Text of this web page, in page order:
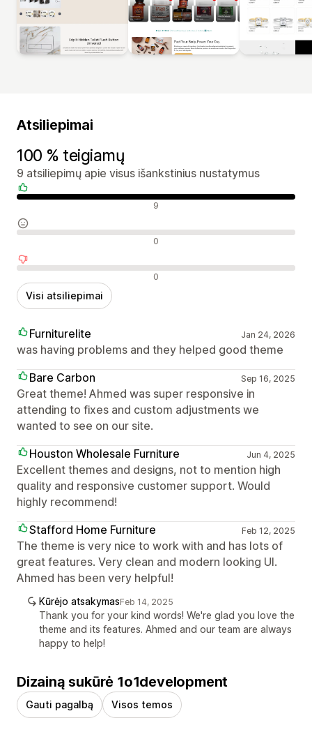
Atsiliepimai
100 % teigiamų
9 atsiliepimų apie visus išankstinius nustatymus
Teigiami atsiliepimai 9
Neutralūs atsiliepimai 0
Neigiami atsiliepimai 0
Visi atsiliepimai
Furniturelite Jan 24, 2026
was having problems and they helped good theme
Bare Carbon
Sep 16, 2025
Great theme! Ahmed was super responsive in
attending to fixes and custom adjustments we
wanted to see on our site.
Houston Wholesale Furniture
Jun 4, 2025
Excellent themes and designs, not to mention high
quality and responsive customer support. Would
highly recommend!
Stafford Home Furniture
Feb 12, 2025
The theme is very nice to work with and has lots of
great features. Very clean and modern looking UI.
Ahmed has been very helpful!
Kūrėjo atsakymasFeb 14, 2025
Thank you for your kind words! We're glad you love the
theme and its features. Ahmed and our team are always
happy to help!
Dizainą sukūrė 1o1development
Gauti pagalbą Visos temos